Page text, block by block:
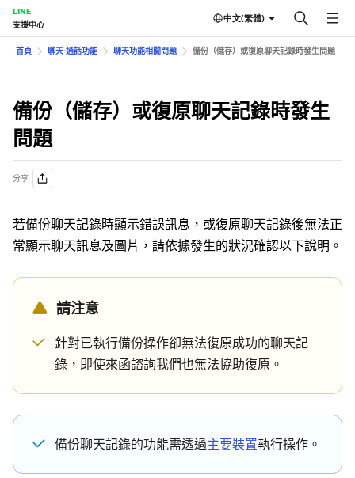
LINE
支援中心
中文(繁體)
首頁 聊天⋅通話功能 聊天功能相關問題 備份（儲存）或復原聊天記錄時發生問題
備份（儲存）或復原聊天記錄時發生
問題
分享
若備份聊天記錄時顯示錯誤訊息，或復原聊天記錄後無法正
常顯示聊天訊息及圖片，請依據發生的狀況確認以下說明。
請注意
針對已執行備份操作卻無法復原成功的聊天記
錄，即使來函諮詢我們也無法協助復原。
備份聊天記錄的功能需透過主要裝置執行操作。